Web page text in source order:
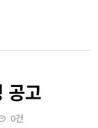
공고
0건